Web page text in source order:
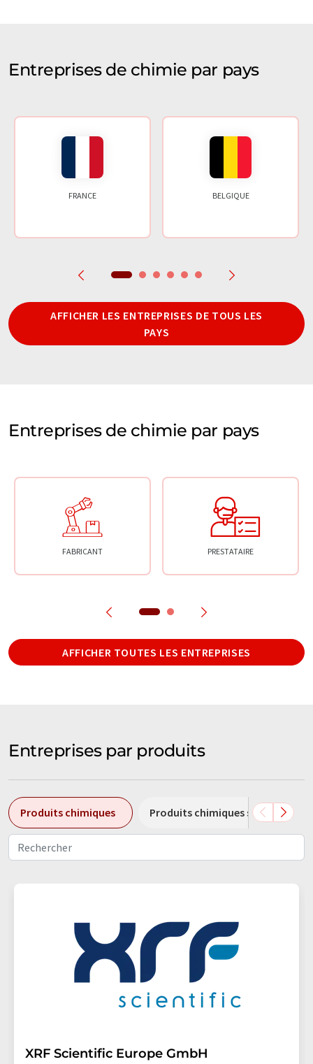
Entreprises de chimie par pays
FRANCE BELGIQUE
AFFICHER LES ENTREPRISES DE TOUS LES
PAYS
Entreprises de chimie par pays
FABRICANT PRESTATAIRE
AFFICHER TOUTES LES ENTREPRISES
Entreprises par produits
Produits chimiques Produits chimiques spéciaux
XRF Scientific Europe GmbH